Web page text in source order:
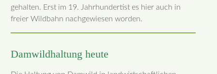
gehalten. Erst im 19. Jahrhundertist es hier auch in
freier Wildbahn nachgewiesen worden.
Damwildhaltung heute